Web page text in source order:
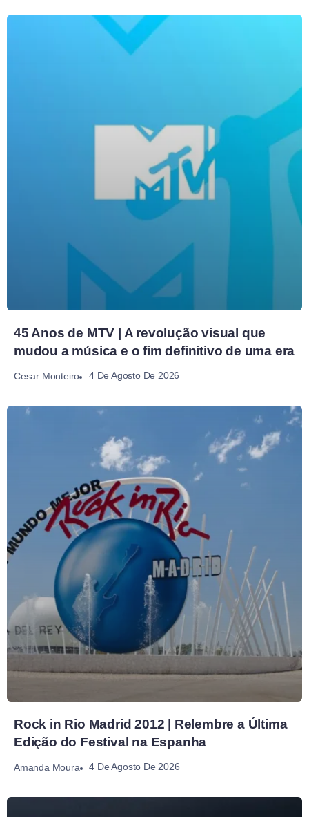
45 Anos de MTV | A revolução visual que
mudou a música e o fim definitivo de uma era
Cesar Monteiro 4 De Agosto De 2026
Rock in Rio Madrid 2012 | Relembre a Última
Edição do Festival na Espanha
Amanda Moura 4 De Agosto De 2026